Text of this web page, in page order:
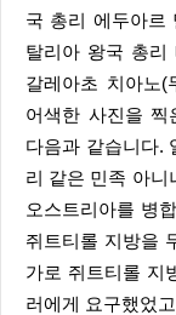
국 총리 에두아르
탈리아 왕국 총리
갈레아초 치아노
어색한 사진을 찍
다음과 같습니다.
리 같은 민족 아니
오스트리아를 병
쥐트티롤 지방을
가로 쥐트티롤 지
러에게 요구했었